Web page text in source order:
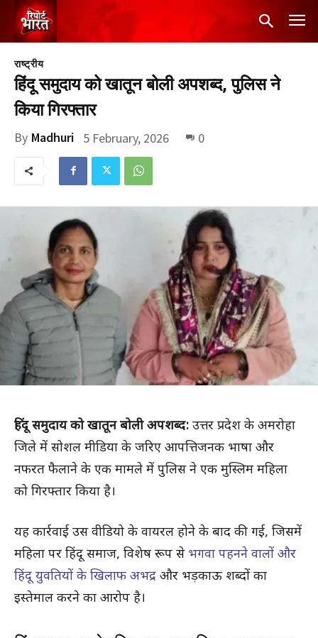
राष्ट्रीय
हिंदू समुदाय को खातून बोली अपशब्द, पुलिस ने
किया गिरफ्तार
By Madhuri 5 February, 2026 0
हिंदू समुदाय को खातून बोली अपशब्द: उत्तर प्रदेश के अमरोहा
जिले में सोशल मीडिया के जरिए आपत्तिजनक भाषा और
नफरत फैलाने के एक मामले में पुलिस ने एक मुस्लिम महिला
को गिरफ्तार किया है।
यह कार्रवाई उस वीडियो के वायरल होने के बाद की गई, जिसमें
महिला पर हिंदू समाज, विशेष रूप से भगवा पहनने वालों और
हिंदू युवतियों के खिलाफ अभद्र और भड़काऊ शब्दों का
इस्तेमाल करने का आरोप है।